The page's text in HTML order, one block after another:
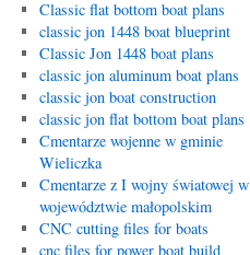
Classic flat bottom boat plans
classic jon 1448 boat blueprint
Classic Jon 1448 boat plans
classic jon aluminum boat plans
classic jon boat construction
classic jon flat bottom boat plans
Cmentarze wojenne w gminie
Wieliczka
Cmentarze z I wojny światowej w
województwie małopolskim
CNC cutting files for boats
cnc files for power boat build